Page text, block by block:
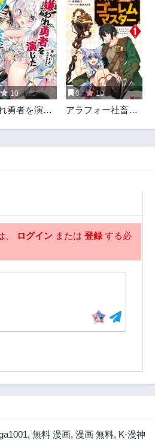
第45話
2ヶ月前
第43話
2ヶ月前
第41話
2ヶ月前
第39話
2ヶ月前
第37話
第31話
2ヶ月前
2年前
10
勇者を演じ
生活してま
0 10
アラフォー社畜の
、 ログイン または 登録する必
, 無料 漫画, 漫画 無料, K-漫神